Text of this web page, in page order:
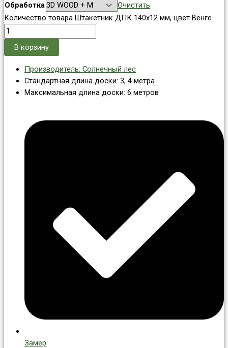
Обработка
Очистить
Количество товара Штакетник ДПК 140x12 мм, цвет Венге
В корзину
Производитель: Солнечный лес
Стандартная длина доски: 3, 4 метра
Максимальная длина доски: 6 метров
Замер